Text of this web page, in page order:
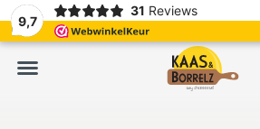
9,7
31 Reviews
Vers van het mes en